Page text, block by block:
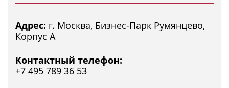
Адрес: г. Москва, Бизнес-Парк Румянцево,
Корпус А
Контактный телефон:
+7 495 789 36 53